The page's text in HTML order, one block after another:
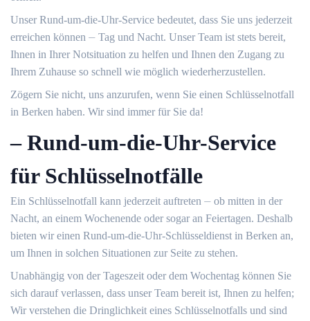
Unser Rund-um-die-Uhr-Service bedeutet, dass Sie uns jederzeit
erreichen können ⏤ Tag und Nacht.​ Unser Team ist stets bereit,
Ihnen in Ihrer Notsituation zu helfen und Ihnen den Zugang zu
Ihrem Zuhause so schnell wie möglich wiederherzustellen.​
Zögern Sie nicht, uns anzurufen, wenn Sie einen Schlüsselnotfall
in Berken haben.​ Wir sind immer für Sie da!​
– Rund-um-die-Uhr-Service
für Schlüsselnotfälle
Ein Schlüsselnotfall kann jederzeit auftreten ⏤ ob mitten in der
Nacht, an einem Wochenende oder sogar an Feiertagen.​ Deshalb
bieten wir einen Rund-um-die-Uhr-Schlüsseldienst in Berken an,
um Ihnen in solchen Situationen zur Seite zu stehen.​
Unabhängig von der Tageszeit oder dem Wochentag können Sie
sich darauf verlassen, dass unser Team bereit ist, Ihnen zu helfen;
Wir verstehen die Dringlichkeit eines Schlüsselnotfalls und sind